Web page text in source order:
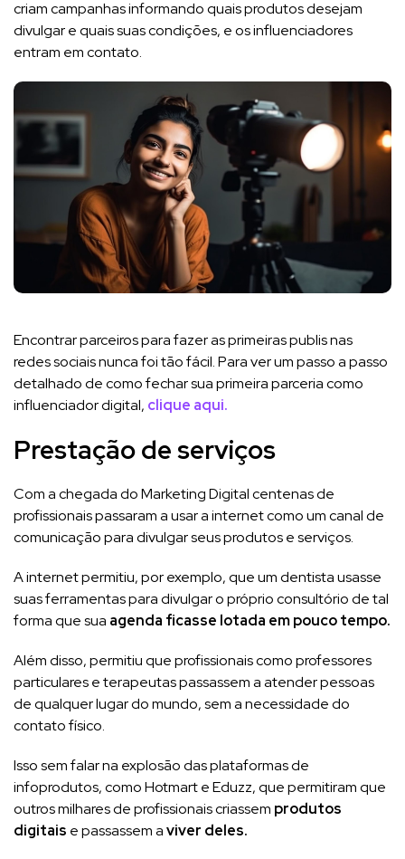
criam campanhas informando quais produtos desejam
divulgar e quais suas condições, e os influenciadores
entram em contato.
Encontrar parceiros para fazer as primeiras publis nas
redes sociais nunca foi tão fácil. Para ver um passo a passo
detalhado de como fechar sua primeira parceria como
influenciador digital, clique aqui.
Prestação de serviços
Com a chegada do Marketing Digital centenas de
profissionais passaram a usar a internet como um canal de
comunicação para divulgar seus produtos e serviços.
A internet permitiu, por exemplo, que um dentista usasse
suas ferramentas para divulgar o próprio consultório de tal
forma que sua agenda ficasse lotada em pouco tempo.
Além disso, permitiu que profissionais como professores
particulares e terapeutas passassem a atender pessoas
de qualquer lugar do mundo, sem a necessidade do
contato físico.
Isso sem falar na explosão das plataformas de
infoprodutos, como Hotmart e Eduzz, que permitiram que
outros milhares de profissionais criassem produtos
digitais e passassem aviver deles.